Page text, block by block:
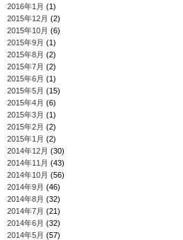
2016年1月 (1)
2015年12月 (2)
2015年10月 (6)
2015年9月 (1)
2015年8月 (2)
2015年7月 (2)
2015年6月 (1)
2015年5月 (15)
2015年4月 (6)
2015年3月 (1)
2015年2月 (2)
2015年1月 (2)
2014年12月 (30)
2014年11月 (43)
2014年10月 (56)
2014年9月 (46)
2014年8月 (32)
2014年7月 (21)
2014年6月 (32)
2014年5月 (57)